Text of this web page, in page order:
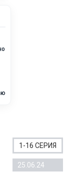
1-16 СЕРИЯ
25.06.24